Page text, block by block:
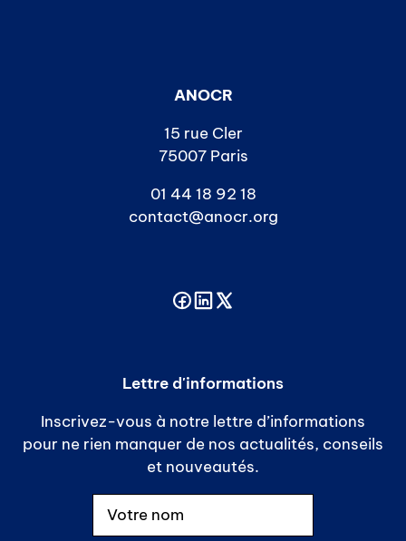
ANOCR
15 rue Cler
75007 Paris
01 44 18 92 18
contact@anocr.org
Lettre d'informations
Inscrivez-vous à notre lettre d’informations
pour ne rien manquer de nos actualités, conseils
et nouveautés.